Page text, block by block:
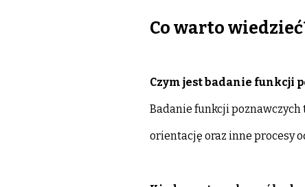
Co warto
Czym jest badanie funkcji
Badanie funkcji
orientację oraz inne procesy